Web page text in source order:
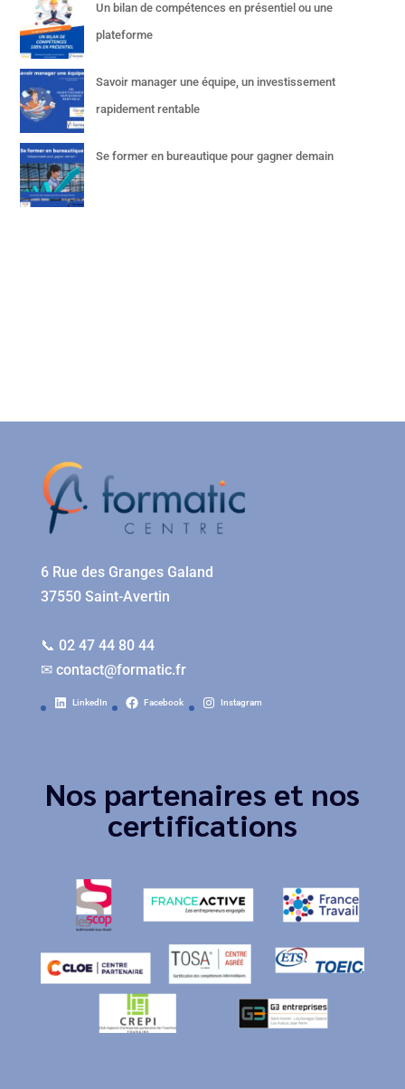
Un bilan de compétences en présentiel ou une
plateforme
Savoir manager une équipe, un investissement
rapidement rentable
Se former en bureautique pour gagner demain
6 Rue des Granges Galand
37550 Saint-Avertin
📞 02 47 44 80 44
✉ contact@formatic.fr
LinkedIn Facebook Instagram
Nos partenaires et nos
certifications